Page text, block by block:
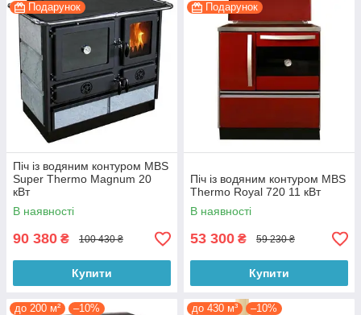
Подарунок
Піч із водяним контуром MBS
Super Thermo Magnum 20
кВт
В наявності
90 380 ₴ 100 430 ₴
Купити
Подарунок
Піч із водяним контуром MBS
Thermo Royal 720 11 кВт
В наявності
53 300 ₴ 59 230 ₴
Купити
до 200 м²
–10%
до 430 м³ –10%